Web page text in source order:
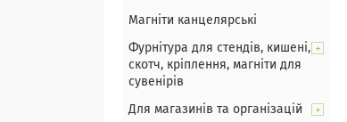
Магніти канцелярські
Фурнітура для стендів, кишені,
скотч, кріплення, магніти для
сувенірів
Для магазинів та організацій